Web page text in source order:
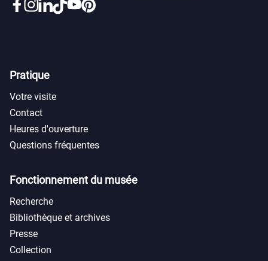
Pratique
Votre visite
Contact
Heures d'ouverture
Questions fréquentes
Fonctionnement du musée
Recherche
Bibliothèque et archives
Presse
Collection